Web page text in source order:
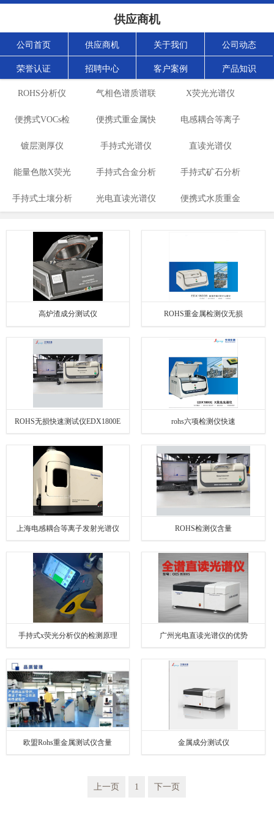
供应商机
公司首页 供应商机 关于我们 公司动态
荣誉认证 招聘中心 客户案例 产品知识
ROHS分析仪 气相色谱质谱联
用仪
X荧光光谱仪
便携式VOCs检
测仪
便携式重金属快
速分析仪
电感耦合等离子
发射光谱仪
镀层测厚仪 手持式光谱仪 直读光谱仪
能量色散X荧光
光谱仪
手持式合金分析
仪
手持式矿石分析
仪
手持式土壤分析 光电直读光谱仪 便携式水质重金
高炉渣成分测试仪 ROHS重金属检测仪无损
ROHS无损快速测试仪EDX1800E rohs六项检测仪快速
上海电感耦合等离子发射光谱仪 ROHS检测仪含量
手持式x荧光分析仪的检测原理 广州光电直读光谱仪的优势
欧盟Rohs重金属测试仪含量 金属成分测试仪
上一页 1 下一页